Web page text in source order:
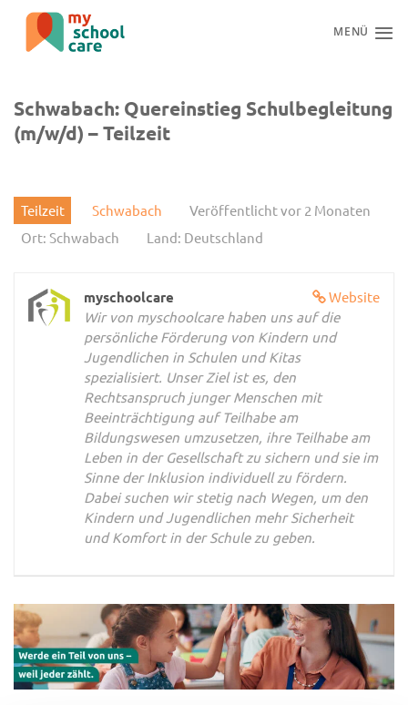
Zum
springen
MENÜ
Schwabach: Quereinstieg Schulbegleitung
(m/w/d) – Teilzeit
Teilzeit Schwabach
Veröffentlicht vor 2 Monaten
Ort: Schwabach
Land: Deutschland
Website
myschoolcare
Wir von myschoolcare haben uns auf die
persönliche Förderung von Kindern und
Jugendlichen in Schulen und Kitas
spezialisiert. Unser Ziel ist es, den
Rechtsanspruch junger Menschen mit
Beeinträchtigung auf Teilhabe am
Bildungswesen umzusetzen, ihre Teilhabe am
Leben in der Gesellschaft zu sichern und sie im
Sinne der Inklusion individuell zu fördern.
Dabei suchen wir stetig nach Wegen, um den
Kindern und Jugendlichen mehr Sicherheit
und Komfort in der Schule zu geben.